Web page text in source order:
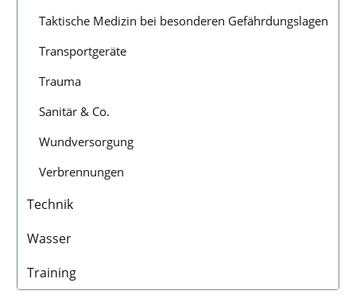
Taktische Medizin bei besonderen Gefährdungslagen
Transportgeräte
Trauma
Sanitär & Co.
Wundversorgung
Verbrennungen
Technik
Wasser
Training